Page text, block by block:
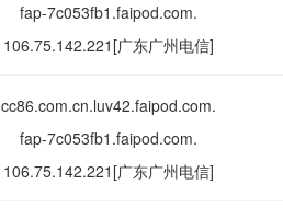
fap-7c053fb1.faipod.com.
106.75.142.221[广东广州电信]
cc86.com.cn.luv42.faipod.com.
fap-7c053fb1.faipod.com.
106.75.142.221[广东广州电信]